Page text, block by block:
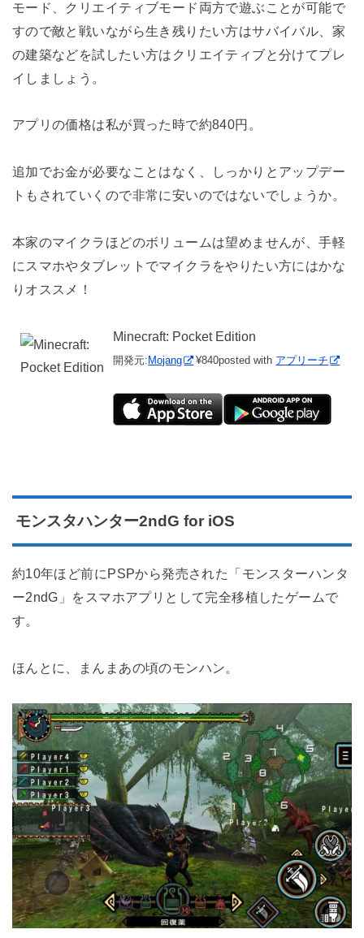
モード、クリエイティブモード両方で遊ぶことが可能で
すので敵と戦いながら生き残りたい方はサバイバル、家
の建築などを試したい方はクリエイティブと分けてプレ
イしましょう。
アプリの価格は私が買った時で約840円。
追加でお金が必要なことはなく、しっかりとアップデー
トもされていくので非常に安いのではないでしょうか。
本家のマイクラほどのボリュームは望めませんが、手軽
にスマホやタブレットでマイクラをやりたい方にはかな
りオススメ！
Minecraft: Pocket Edition
開発元: Mojang ¥840posted with アプリーチ
モンスタハンター2ndG for iOS
約10年ほど前にPSPから発売された「モンスターハンタ
ー2ndG」をスマホアプリとして完全移植したゲームで
す。
ほんとに、まんまあの頃のモンハン。